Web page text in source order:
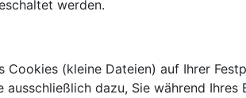
werden.
(kleine Dateien) auf Ihrer
dazu, Sie während